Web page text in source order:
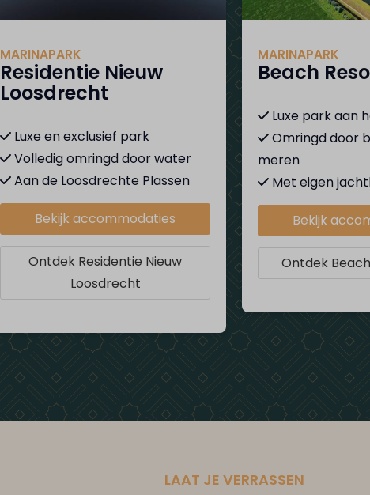
MARINAPARK
Residentie Nieuw
Loosdrecht
Luxe en exclusief park
Volledig omringd door water
Aan de Loosdrechte Plassen
Bekijk accommodaties
Ontdek Residentie Nieuw
Loosdrecht
MARINAPARK
Beach
Luxe park aan
Omringd door
meren
Met eigen
Bekijk
Ontdek
LAAT JE VERRASSEN